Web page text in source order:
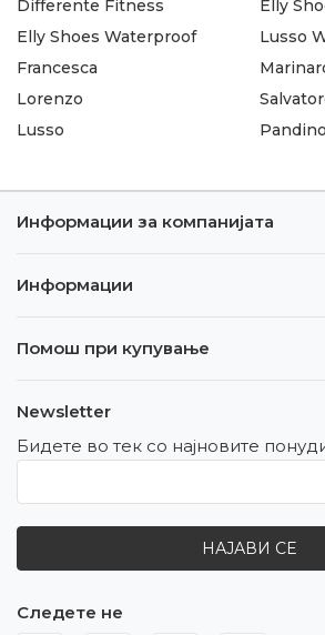
Differente Fitness
Elly
Elly Shoes Waterproof
Francesca
Lorenzo
Lusso
Lusso
Pandino
Информации за компанијата
Информации
Помош при купување
Newsletter
Бидете во тек со најновите
НАЈАВИ СЕ
Следете не